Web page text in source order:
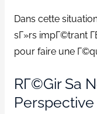
Dans cette
sГ»rs impГ©trant
pour faire une
RГ©gir Sa
Perspective